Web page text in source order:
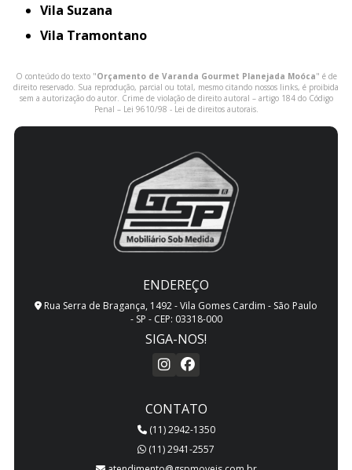
Vila Suzana
Vila Tramontano
O conteúdo do texto "Orçamento de Varanda Gourmet Planejada Moóca" é de
direito reservado. Sua reprodução, parcial ou total, mesmo citando nossos links, é proibida
sem a autorização do autor. Crime de violação de direito autoral – artigo 184 do Código
Penal – Lei 9610/98 - Lei de direitos autorais.
ENDEREÇO
Rua Serra de Bragança, 1492 - Vila Gomes Cardim - São Paulo
- SP - CEP: 03318-000
SIGA-NOS!
CONTATO
(11) 2942-1350
(11) 2941-2557